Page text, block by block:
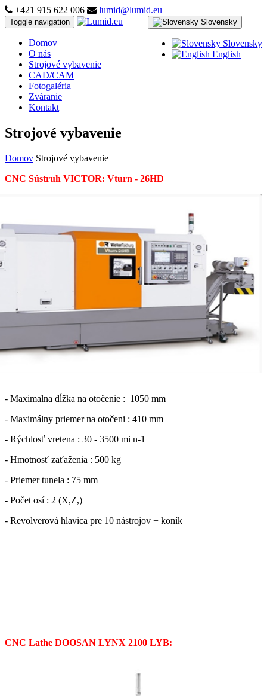
+421 915 622 006 lumid@lumid.eu
Slovensky
Slovensky
English
Toggle navigation
Domov
O nás
Strojové vybavenie
CAD/CAM
Fotogaléria
Zváranie
Kontakt
Strojové vybavenie
Domov Strojové vybavenie
CNC Sústruh VICTOR: Vturn - 26HD
- Maximalna dĺžka na otočenie : 1050 mm
- Maximálny priemer na otočeni : 410 mm
- Rýchlosť vretena : 30 - 3500 mi n-1
- Hmotnosť zaťaženia : 500 kg
- Priemer tunela : 75 mm
- Počet osí : 2 (X,Z,)
- Revolverová hlavica pre 10 nástrojov + koník
CNC Lathe DOOSAN LYNX 2100 LYB: